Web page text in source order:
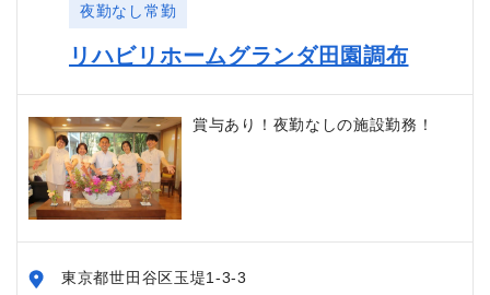
夜勤なし常勤
リハビリホームグランダ田園調布
賞与あり！夜勤なしの施設勤務！
東京都世田谷区玉堤1-3-3